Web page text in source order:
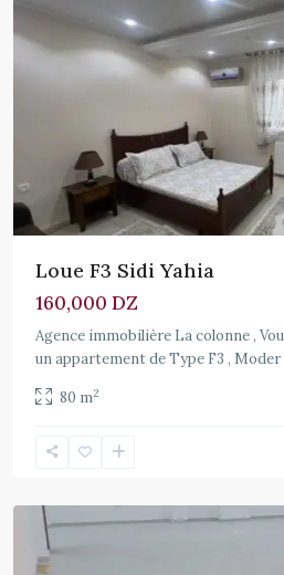
Loue F3 Sidi Yahia
160,000 DZ
Agence immobilière La colonne ,
un appartement de Type F3 , Moder
80 m2